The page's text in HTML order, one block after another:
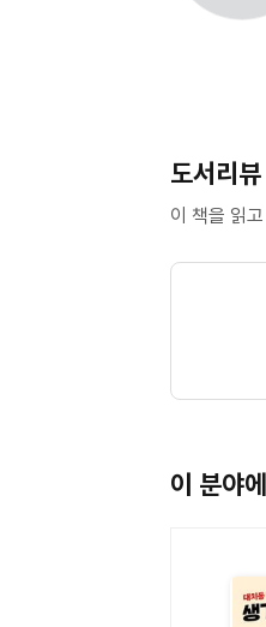
도서리
이 책을 읽
이 분야